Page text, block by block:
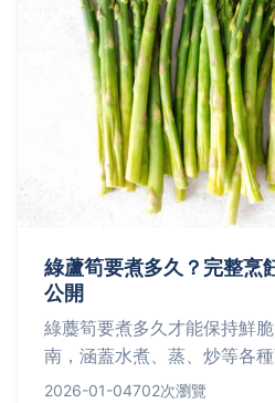
綠蘆筍要煮多久？完整烹
公開
綠蘪筍要煮多久才能保持鮮
南，涵蓋水煮、蒸、炒等各
並分享影響煮食時間的關鍵
2026-01-04702次瀏覽